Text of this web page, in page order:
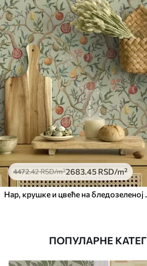
4472.42RSD/m²2683.45 RSD/m²
Нар,
ПОПУЛАРНЕ